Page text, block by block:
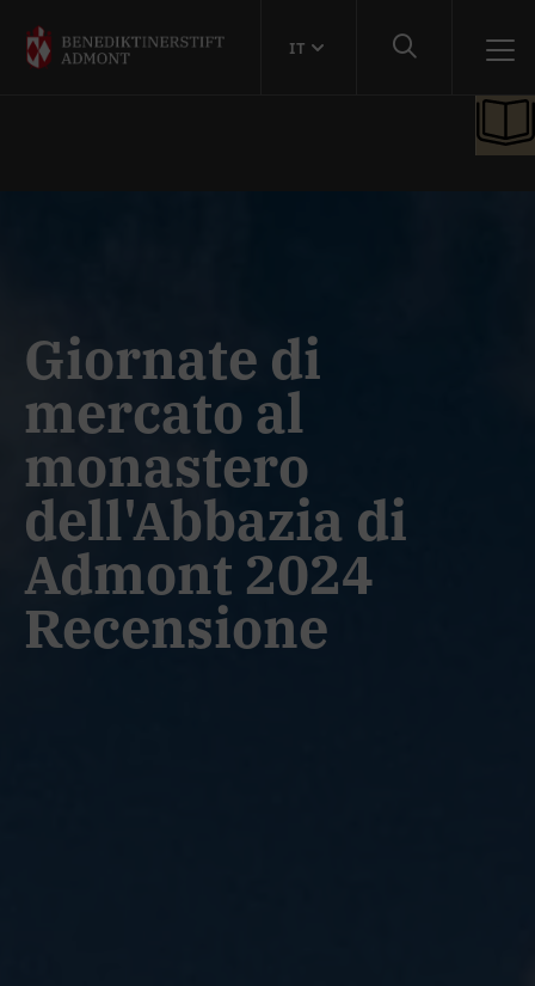
IT
Giornate di
mercato al
monastero
dell'Abbazia di
Admont 2024
Recensione